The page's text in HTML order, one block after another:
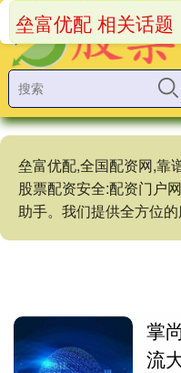
垒富优配,全国配资网,靠
股票配资安全:配资门户
助手。我们提供全方位的
垒富优配 相关话题
掌
流